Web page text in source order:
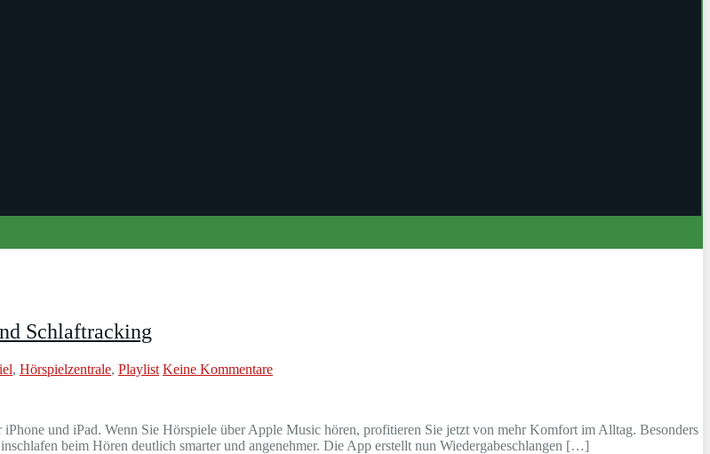
Schlaftracking
, Hörspielzentrale, Playlist Keine Kommentare
und iPad. Wenn Sie Hörspiele über Apple Music hören, profitieren Sie jetzt von mehr Komfort im Alltag. Besonders
beim Hören deutlich smarter und angenehmer. Die App erstellt nun Wiedergabeschlangen […]